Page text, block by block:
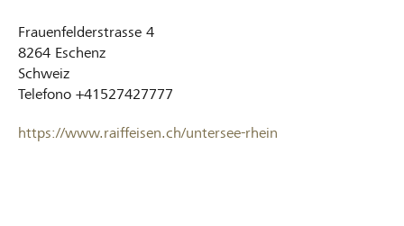
Frauenfelderstrasse 4
8264 Eschenz
Schweiz
Telefono +41527427777
https://www.raiffeisen.ch/untersee-rhein